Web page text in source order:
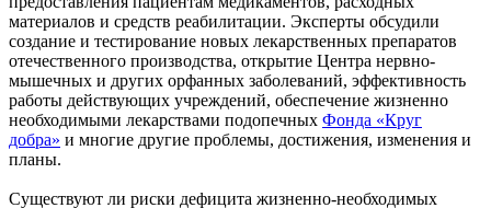
материалов и средств реабилитации. Эксперты обсудили
создание и тестирование новых лекарственных препаратов
отечественного производства, открытие Центра нервно-
мышечных и других орфанных заболеваний, эффективность
работы действующих учреждений, обеспечение жизненно
необходимыми лекарствами подопечных Фонда «Круг
добра» и многие другие проблемы, достижения, изменения и
планы.
Существуют ли риски дефицита жизненно-необходимых